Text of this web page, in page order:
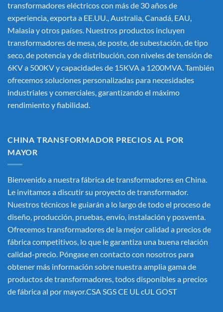
transformadores eléctricoscon más de 30 años de
experiencia, exporta a EE.UU., Australia, Canadá, EAU,
Malasia y otros países. Nuestros productos incluyen
transformadores de mesa, de poste, de subestación, de tipo
seco, de potencia y de distribución, con niveles de tensión de
6KV a 500KV y capacidades de 15KVA a 1200MVA. También
ofrecemos soluciones personalizadas para necesidades
industriales y comerciales, garantizando el máximo
rendimiento y fiabilidad.
CHINA TRANSFORMADOR PRECIOS AL POR
MAYOR
Bienvenido a nuestra fábrica de transformadores en China.
Le invitamos a discutir su proyecto de transformador.
Nuestros técnicos le guiarán a lo largo de todo el proceso de
diseño, producción, pruebas, envío, instalación y posventa.
Ofrecemos transformadores de la mejor calidad a precios de
fábrica competitivos, lo que le garantiza una buena relación
calidad-precio. Póngase en contacto con nosotros para
obtener más información sobre nuestra amplia gama de
productos de transformadores, todos disponibles a precios
de fábrica al por mayor.CSA SGS CE UL cUL GOST